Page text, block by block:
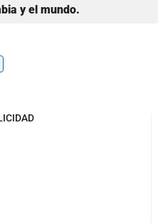
y el mundo.